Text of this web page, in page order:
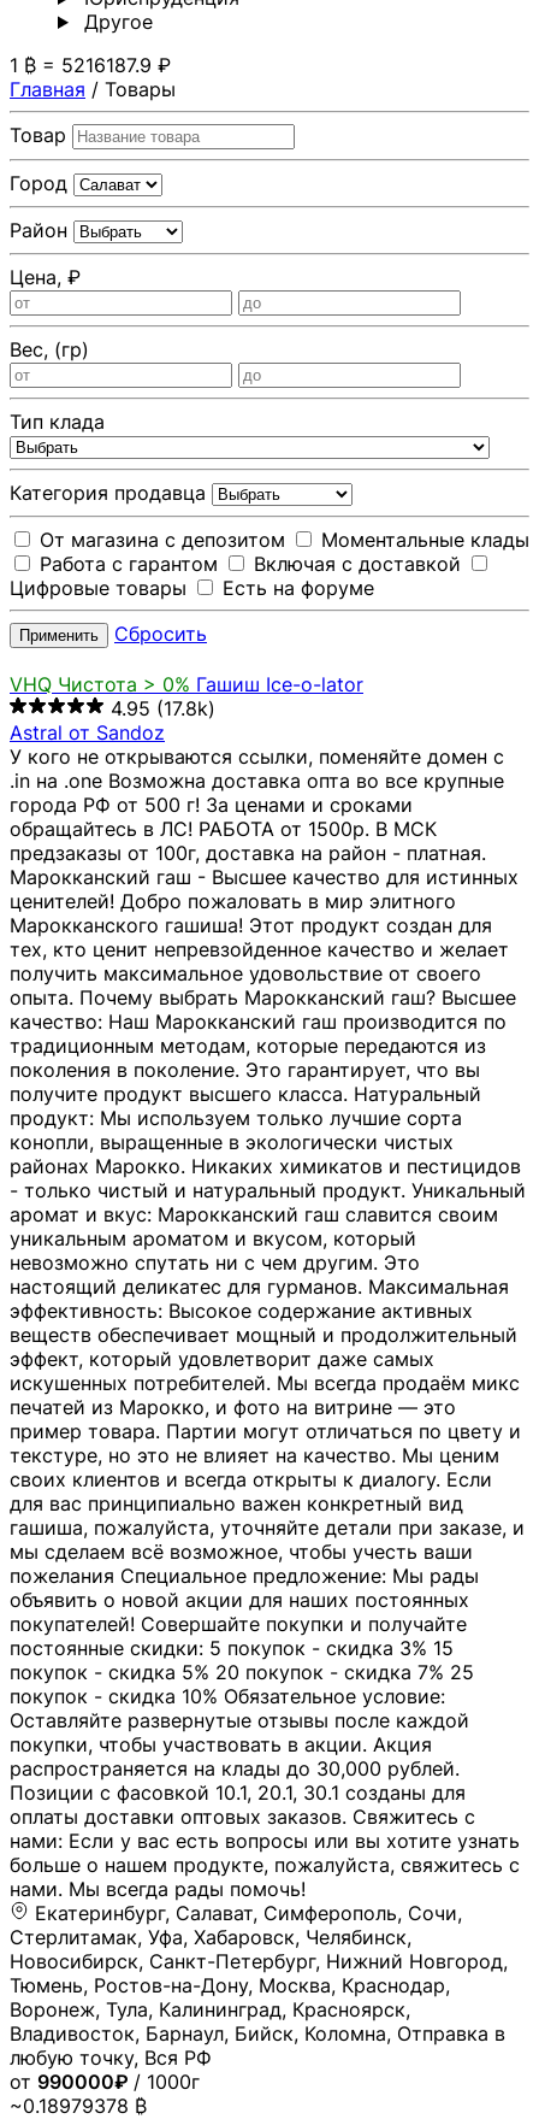
Другoе
1 ₿ = 5216187.9 ₽
Главная / Товары
Товар
Город
Район
Цена, ₽
Вес, (гр)
Тип клада
Категория продавца
От магазина с депозитом
Моментальные клады
Работа с гарантом
Включая с доставкой
Цифровые товары
Есть на форуме
Применить Сбросить
VHQ Чистота > 0% Гашиш Ice-o-lator
4.95 (17.8k)
Astral от Sandoz
У кого не открываются ссылки, поменяйте домен с
.in на .one Возможна доставка опта во все крупные
города РФ от 500 г! За ценами и сроками
обращайтесь в ЛС! РАБОТА от 1500р. В МСК
предзаказы от 100г, доставка на район - платная.
Марокканский гаш - Высшее качество для истинных
ценителей! Добро пожаловать в мир элитного
Марокканского гашиша! Этот продукт создан для
тех, кто ценит непревзойденное качество и желает
получить максимальное удовольствие от своего
опыта. Почему выбрать Марокканский гаш? Высшее
качество: Наш Марокканский гаш производится по
традиционным методам, которые передаются из
поколения в поколение. Это гарантирует, что вы
получите продукт высшего класса. Натуральный
продукт: Мы используем только лучшие сорта
конопли, выращенные в экологически чистых
районах Марокко. Никаких химикатов и пестицидов
- только чистый и натуральный продукт. Уникальный
аромат и вкус: Марокканский гаш славится своим
уникальным ароматом и вкусом, который
невозможно спутать ни с чем другим. Это
настоящий деликатес для гурманов. Максимальная
эффективность: Высокое содержание активных
веществ обеспечивает мощный и продолжительный
эффект, который удовлетворит даже самых
искушенных потребителей. Мы всегда продаём микс
печатей из Марокко, и фото на витрине — это
пример товара. Партии могут отличаться по цвету и
текстуре, но это не влияет на качество. Мы ценим
своих клиентов и всегда открыты к диалогу. Если
для вас принципиально важен конкретный вид
гашиша, пожалуйста, уточняйте детали при заказе, и
мы сделаем всё возможное, чтобы учесть ваши
пожелания Специальное предложение: Мы рады
объявить о новой акции для наших постоянных
покупателей! Совершайте покупки и получайте
постоянные скидки: 5 покупок - скидка 3% 15
покупок - скидка 5% 20 покупок - скидка 7% 25
покупок - скидка 10% Обязательное условие:
Оставляйте развернутые отзывы после каждой
покупки, чтобы участвовать в акции. Акция
распространяется на клады до 30,000 рублей.
Позиции с фасовкой 10.1, 20.1, 30.1 созданы для
оплаты доставки оптовых заказов. Свяжитесь с
нами: Если у вас есть вопросы или вы хотите узнать
больше о нашем продукте, пожалуйста, свяжитесь с
нами. Мы всегда рады помочь!
Екатеринбург, Салават, Симферополь, Сочи,
Стерлитамак, Уфа, Хабаровск, Челябинск,
Новосибирск, Санкт-Петербург, Нижний Новгород,
Тюмень, Ростов-на-Дону, Москва, Краснодар,
Воронеж, Тула, Калининград, Красноярск,
Владивосток, Барнаул, Бийск, Коломна, Отправка в
любую точку, Вся РФ
от 990000₽ / 1000г
~0.18979378 ₿